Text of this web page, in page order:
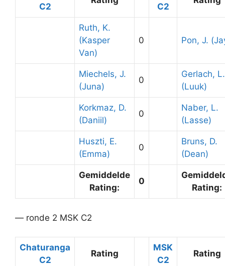
C2
C2
Ruth, K.
(Kasper
Van)
0 Pon, J.
Miechels, J.
(Juna)
0
Gerlach, L.
(Luuk)
Korkmaz, D.
(Daniil)
0
Naber, L.
(Lasse)
Huszti, E.
(Emma)
0
Bruns, D.
(Dean)
Gemiddelde
Rating:
0
Rating:
— ronde 2 MSK C2
Chaturanga
C2
Rating
MSK
C2
Rating